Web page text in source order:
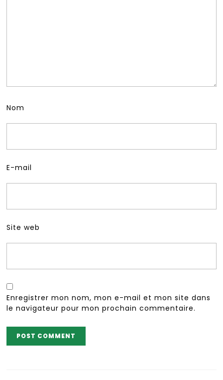
Nom
E-mail
Site web
Enregistrer mon nom, mon e-mail et mon site dans
le navigateur pour mon prochain commentaire.